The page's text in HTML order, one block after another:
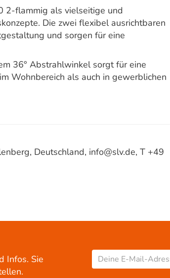
2-flammig als vielseitige und
Die zwei flexibel ausrichtbaren
und sorgen für eine
36° Abstrahlwinkel sorgt für eine
Wohnbereich als auch in gewerblichen
Deutschland, info@slv.de, T +49
Infos. Sie